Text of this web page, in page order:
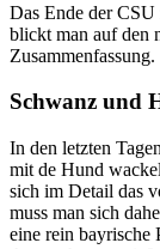
Das Ende der
blickt man auf den
Zusammenfassung.
Schwanz und
In den letzten
mit de Hund
sich im Detail das
muss man sich
eine rein bayrische